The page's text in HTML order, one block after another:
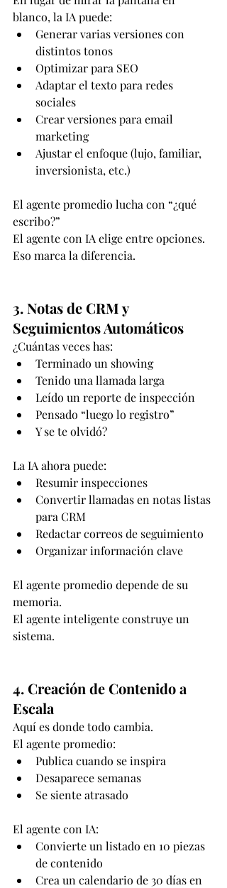
blanco, la IA puede:
Generar varias versiones con
distintos tonos
Optimizar para SEO
Adaptar el texto para redes
sociales
Crear versiones para email
marketing
Ajustar el enfoque (lujo, familiar,
inversionista, etc.)
El agente promedio lucha con “¿qué
escribo?”
El agente con IA elige entre opciones.
Eso marca la diferencia.
3. Notas de CRM y
Seguimientos Automáticos
¿Cuántas veces has:
Terminado un showing
Tenido una llamada larga
Leído un reporte de inspección
Pensado “luego lo registro”
Y se te olvidó?
La IA ahora puede:
Resumir inspecciones
Convertir llamadas en notas listas
para CRM
Redactar correos de seguimiento
Organizar información clave
El agente promedio depende de su
memoria.
El agente inteligente construye un
sistema.
4. Creación de Contenido a
Escala
Aquí es donde todo cambia.
El agente promedio:
Publica cuando se inspira
Desaparece semanas
Se siente atrasado
El agente con IA:
Convierte un listado en 10 piezas
de contenido
Crea un calendario de 30 días en